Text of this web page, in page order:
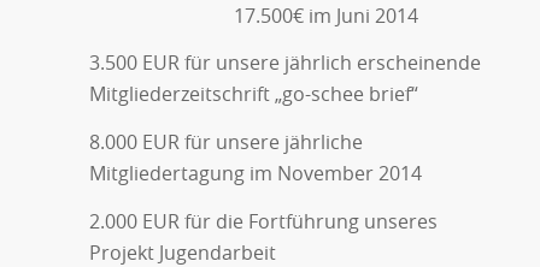
17.500€ im Juni 2014
3.500 EUR für unsere jährlich erscheinende
Mitgliederzeitschrift „go-schee brief“
8.000 EUR für unsere jährliche
Mitgliedertagung im November 2014
2.000 EUR für die Fortführung unseres
Projekt Jugendarbeit